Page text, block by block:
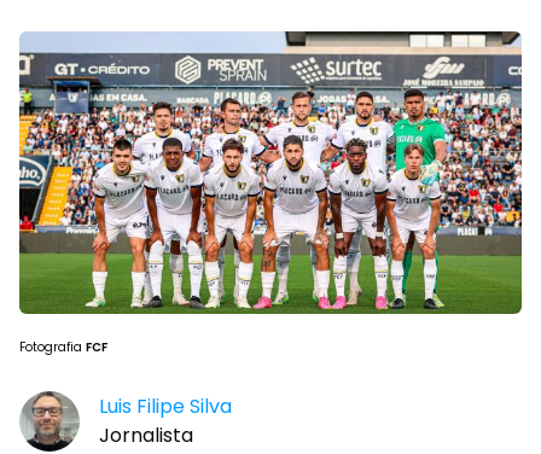
Fotografia FCF
Luis Filipe Silva
Jornalista